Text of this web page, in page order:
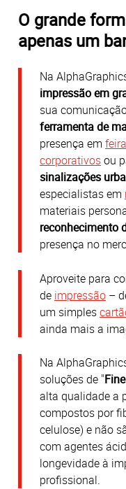
O grande
apenas um
Na
impressão em
sua
ferramenta de
presença em
corporativosou
sinalizações
especialistas em
materiais
reconhecimento
presença no
Aproveite para
de impressão –
um simples
ainda mais a
Na
soluções de "
alta qualidade a
compostos por
celulose) e não
com agentes
longevidade à
profissional.